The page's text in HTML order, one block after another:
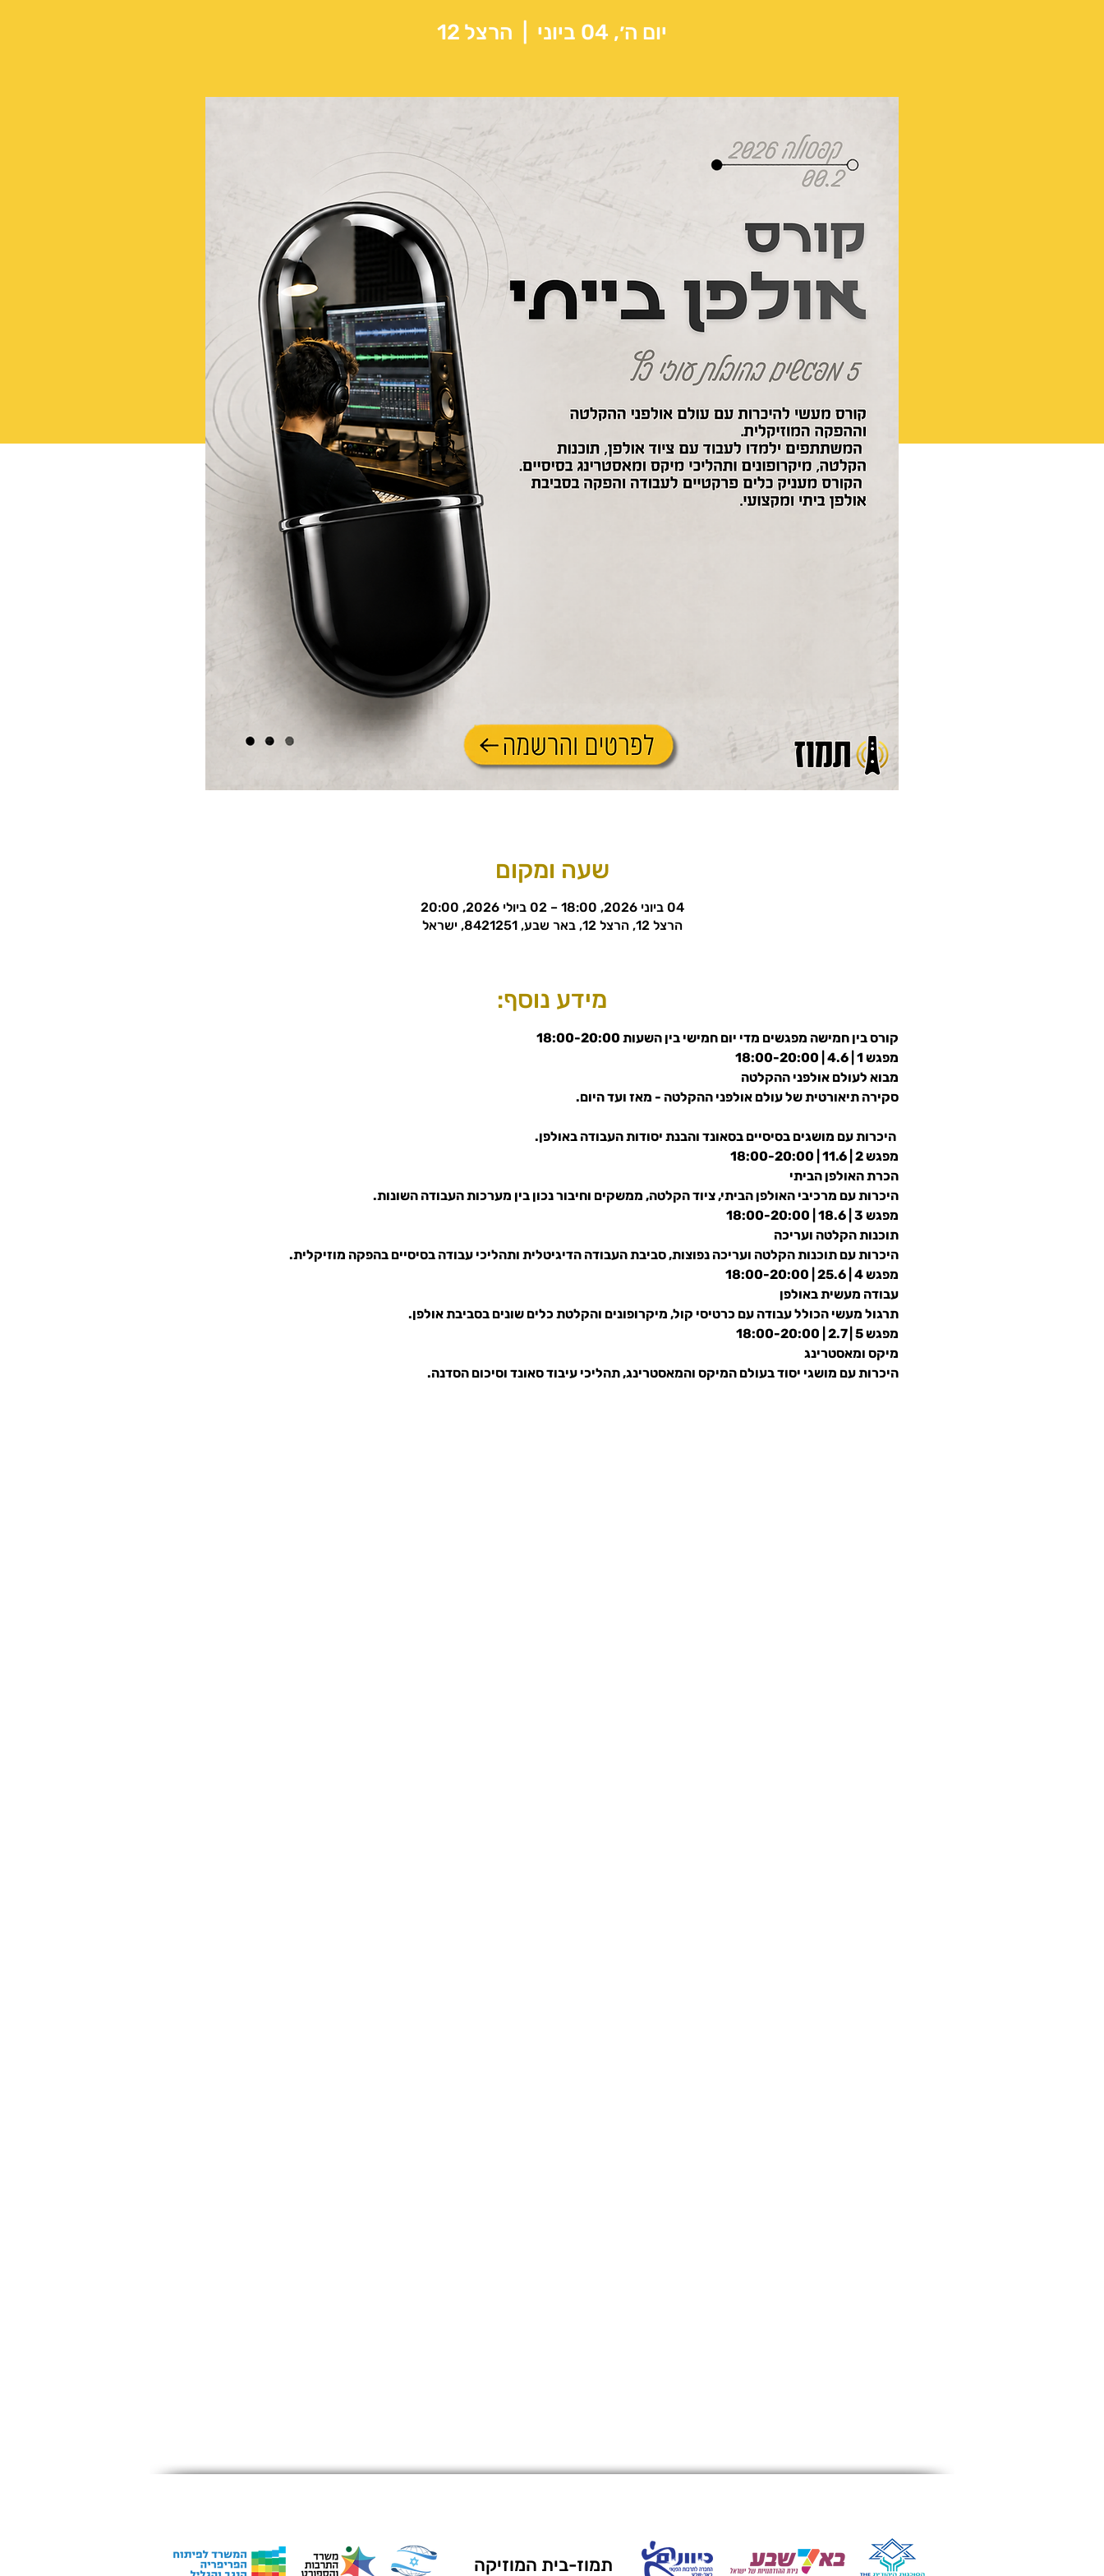
יום ה׳, 04 ביוני הרצל 12
שעה ומקום
04 ביוני 2026, 18:00 – 02 ביולי 2026, 20:00
הרצל 12, הרצל 12, באר שבע, 8421251, ישראל
מידע נוסף:
קורס בין חמישה מפגשים מדי יום חמישי בין השעות 18:00-20:00
מפגש 1 | 4.6 | 18:00-20:00
מבוא לעולם אולפני ההקלטה
סקירה תיאורטית של עולם אולפני ההקלטה - מאז ועד היום.
היכרות עם מושגים בסיסיים בסאונד והבנת יסודות העבודה באולפן.
מפגש 2 | 11.6 | 18:00-20:00
הכרת האולפן הביתי
היכרות עם מרכיבי האולפן הביתי, ציוד הקלטה, ממשקים וחיבור נכון בין מערכות העבודה השונות.
מפגש 3 | 18.6 | 18:00-20:00
תוכנות הקלטה ועריכה
היכרות עם תוכנות הקלטה ועריכה נפוצות, סביבת העבודה הדיגיטלית ותהליכי עבודה בסיסיים בהפקה מוזיקלית.
מפגש 4 | 25.6 | 18:00-20:00
עבודה מעשית באולפן
תרגול מעשי הכולל עבודה עם כרטיסי קול, מיקרופונים והקלטת כלים שונים בסביבת אולפן.
מפגש 5 | 2.7 | 18:00-20:00
מיקס ומאסטרינג
היכרות עם מושגי יסוד בעולם המיקס והמאסטרינג, תהליכי עיבוד סאונד וסיכום הסדנה.
תמוז-בית המוזיקה